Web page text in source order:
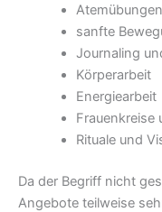
Atemübungen
sanfte
Journaling
Körperarbeit
Energiearbeit
Frauenkreise
Rituale und
Da der Begriff nicht
Angebote teilweise